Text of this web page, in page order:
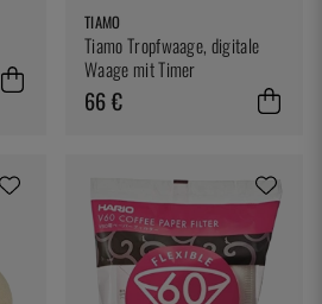
TIAMO
Tiamo Tropfwaage, digitale
Waage mit Timer
66 €